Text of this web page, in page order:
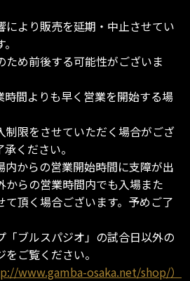
により販売を延期・中止させてい
ため前後する可能性がございま
時間よりも早く営業を開始する場
制限をさせていただく場合がござ
ください。
内からの営業開始時間に支障が出
からの営業時間内でも入場また
て頂く場合ございます。予めご了
「ブルスパジオ」の試合日以外の
ご覧ください。
www.gamba-osaka.net/shop/）